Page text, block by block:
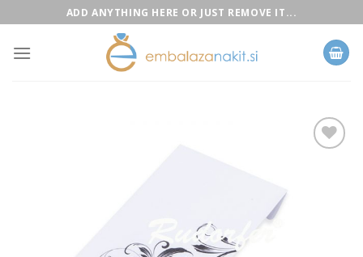
to
content
ADD ANYTHING HERE OR JUST REMOVE IT...